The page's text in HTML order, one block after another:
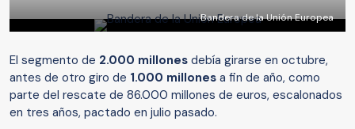
Bandera de la Unión Europea
El segmento de 2.000 millones debía girarse en octubre,
antes de otro giro de 1.000 millones a fin de año, como
parte del rescate de 86.000 millones de euros, escalonados
en tres años, pactado en julio pasado.